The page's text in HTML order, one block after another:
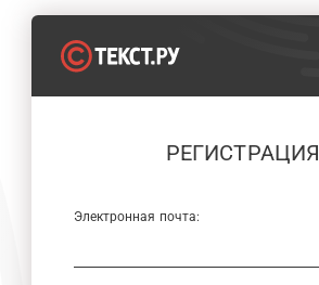
РЕГИСТРАЦИЯ
Электронная почта: